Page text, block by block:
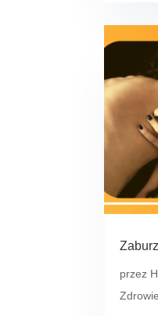
przez
Zdrowie